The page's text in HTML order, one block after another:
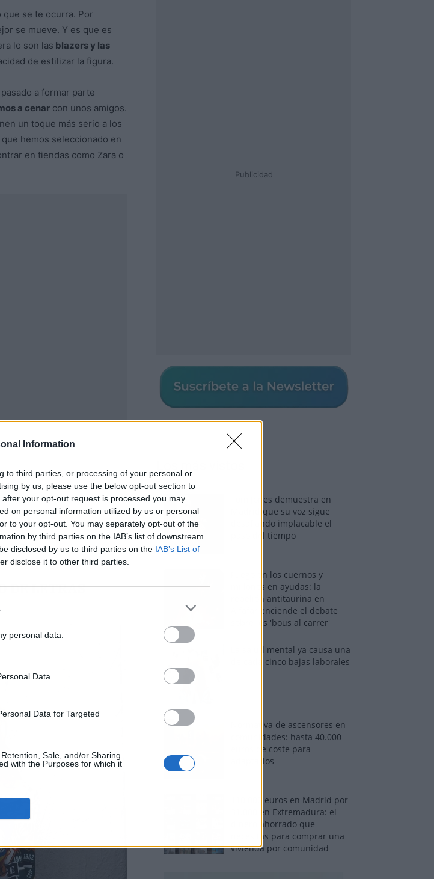
Information
to third parties, or processing of your personal or
by us, please use the below opt-out section to
your opt-out request is processed you may
on personal information utilized by us or personal
to your opt-out. You may separately opt-out of the
by third parties on the IAB’s list of downstream
disclosed by us to third parties on the IAB’s List of
disclose it to other third parties.
personal data.
Data.
Data for Targeted
Sale, and/or Sharing
with the Purposes for which it
se te ocurra. Por
se mueve. Y es que es
lo son las blazers y las
de estilizar la figura.
a formar parte
a cenar con unos amigos.
un toque más serio a los
hemos seleccionado en
en tiendas como Zara o
DE LETRAS
Publicidad
Tom Jones demuestra en
Madrid que su voz sigue
desafiando implacable el
paso del tiempo
Fuego en los cuernos y
millones en ayudas: la
rebelión antitaurina en
Alfafar enciende el debate
sobre los 'bous al carrer'
La salud mental ya causa una
de cada cinco bajas laborales
Normativa de ascensores en
comunidades: hasta 40.000
euros de coste para
adaptarlos
110.000 euros en Madrid por
31.000 en Extremadura: el
dinero ahorrado que
necesitas para comprar una
vivienda por comunidad